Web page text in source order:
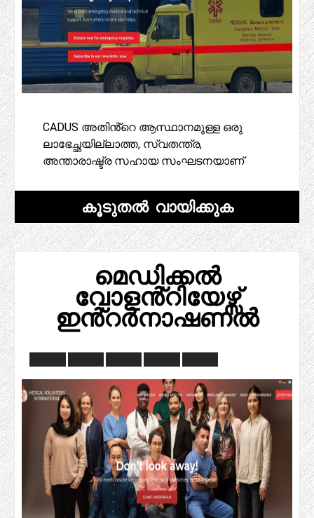
CADUS അതിൻ്റെ ആസ്ഥാനമുള്ള ഒരു
ലാഭേച്ഛയില്ലാത്ത, സ്വതന്ത്ര,
അന്താരാഷ്ട്ര സഹായ സംഘടനയാണ്
കൂടുതൽ വായിക്കുക
മെഡിക്കൽ
വോളൻ്റിയേഴ്സ്
ഇൻ്റർനാഷണൽ